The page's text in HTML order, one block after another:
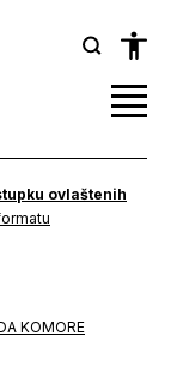
ovlaštenih
KOMORE